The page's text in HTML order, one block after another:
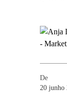
De
20 junho